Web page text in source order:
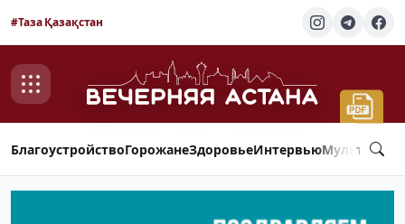
#Таза Қазақстан
БлагоустройствоГорожанеЗдоровьеИнтервью